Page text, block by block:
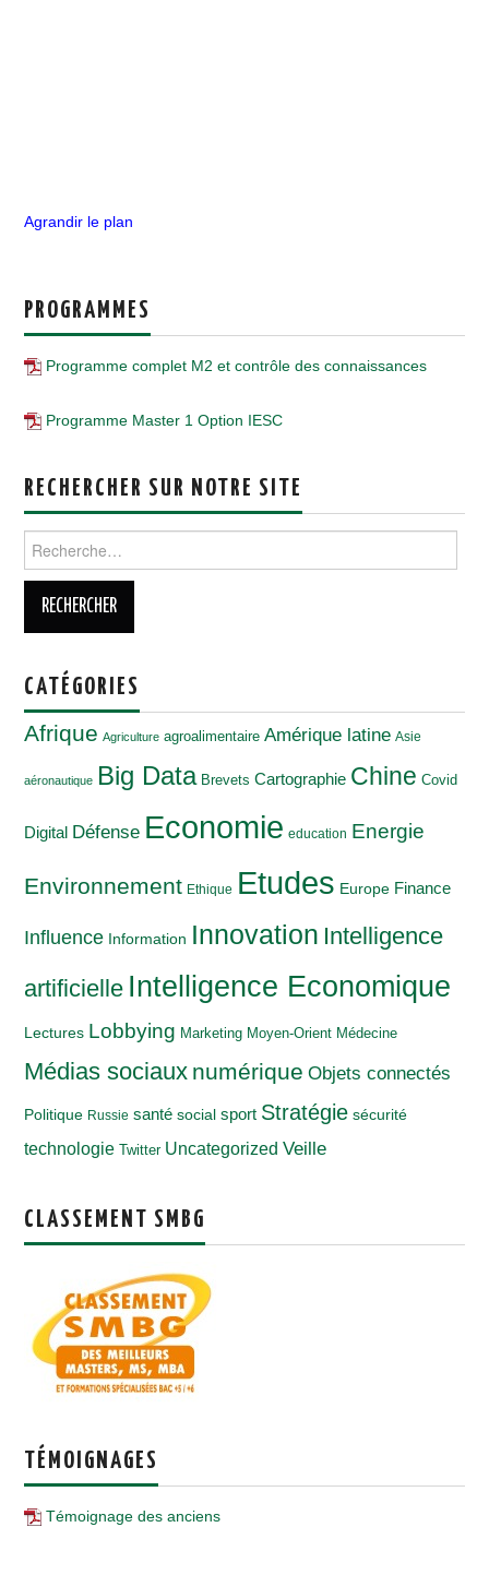
Agrandir le plan
PROGRAMMES
Programme complet M2 et contrôle des connaissances
Programme Master 1 Option IESC
RECHERCHER SUR NOTRE SITE
Rechercher :
CATÉGORIES
Afrique Agriculture agroalimentaire Amérique latine Asie
aéronautique Big Data Brevets Cartographie Chine Covid
Digital Défense Economie education Energie
Environnement Ethique Etudes Europe Finance
Influence Information Innovation Intelligence
artificielle Intelligence Economique
Lectures Lobbying Marketing Moyen-Orient Médecine
Médias sociaux numérique Objets connectés
Politique Russie santé social sport Stratégie sécurité
technologie Twitter Uncategorized Veille
CLASSEMENT SMBG
TÉMOIGNAGES
Témoignage des anciens